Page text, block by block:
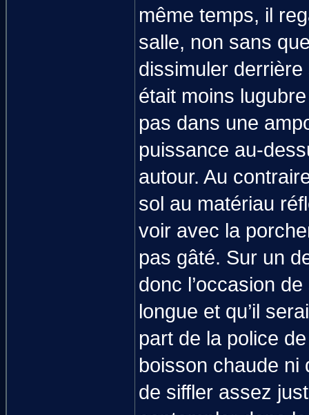
même temps, il
salle, non sans
dissimuler
était moins lugubre
pas dans une
puissance au-
autour. Au
sol au matériau
voir avec la
pas gâté. Sur un
donc l’occasion
longue et qu’il
part de la police
boisson chaude ni
de siffler assez